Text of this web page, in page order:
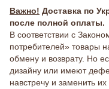
Важно! Доставка по
после полной оплаты.
В соответствии с
потребителей» товары
обмену и возврату. Но
дизайну или имеют
навстречу и заменить